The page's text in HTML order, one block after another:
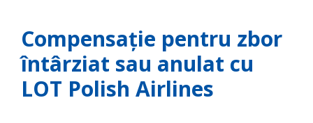
Compensație pentru zbor
întârziat sau anulat cu
LOT Polish Airlines